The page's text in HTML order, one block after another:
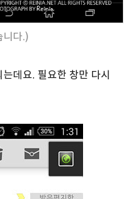
니다.)
데요. 필요한 창만 다시